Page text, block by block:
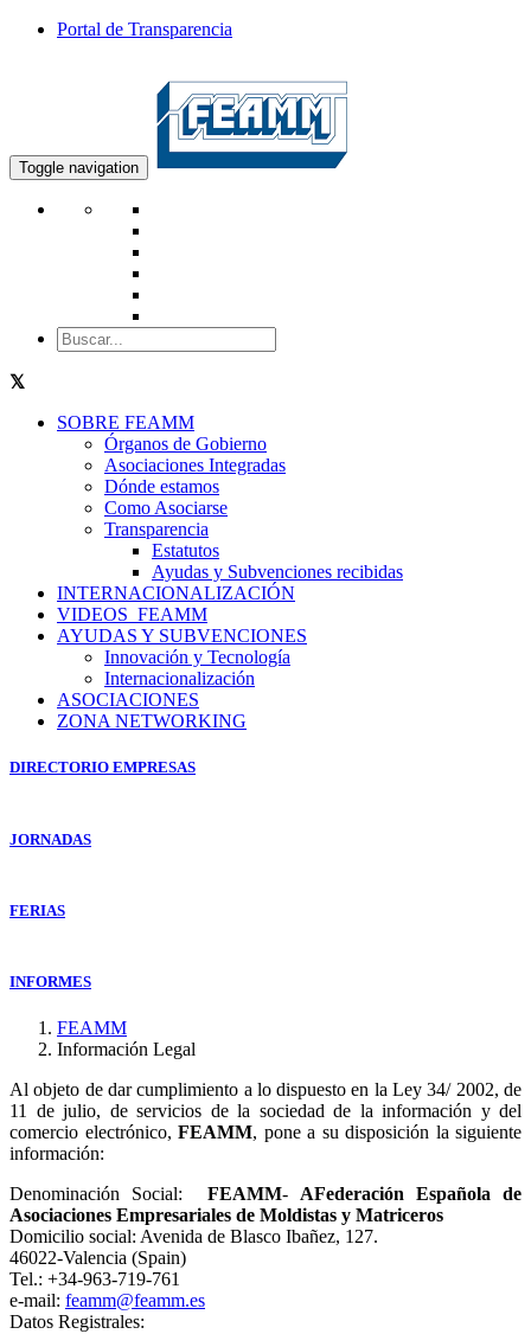
Portal de Transparencia
Toggle navigation
SOBRE FEAMM
Órganos de Gobierno
Asociaciones Integradas
Dónde estamos
Como Asociarse
Transparencia
Estatutos
Ayudas y Subvenciones recibidas
INTERNACIONALIZACIÓN
VIDEOS_FEAMM
AYUDAS Y SUBVENCIONES
Innovación y Tecnología
Internacionalización
ASOCIACIONES
ZONA NETWORKING
DIRECTORIO EMPRESAS
JORNADAS
FERIAS
INFORMES
FEAMM
Información Legal
Al objeto de dar cumplimiento a lo dispuesto en la Ley 34/ 2002, de
11 de julio, de servicios de la sociedad de la información y del
comercio electrónico, FEAMM, pone a su disposición la siguiente
información:
Denominación Social:
FEAMM- AFederación Española de
Asociaciones Empresariales de Moldistas y Matriceros
Domicilio social: Avenida de Blasco Ibañez, 127.
46022-Valencia (Spain)
Tel.: +34-963-719-761
e-mail: feamm@feamm.es
Datos Registrales: